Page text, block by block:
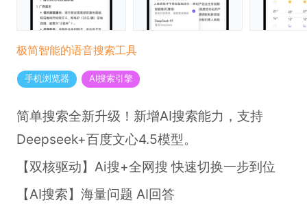
极简智能的语音搜索工具
手机浏览器 AI搜索引擎
简单搜索全新升级！新增AI搜索能力，支持
Deepseek+百度文心4.5模型。
【双核驱动】Ai搜+全网搜 快速切换一步到位
【AI搜索】海量问题 AI回答